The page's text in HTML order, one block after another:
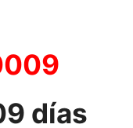
días